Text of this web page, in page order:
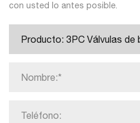
con usted lo antes posible.